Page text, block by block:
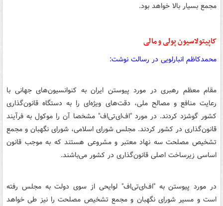
مجمع بسیار بالا خواهد بود.
کاپیتولاسیون پولی و مالی
محمدکاظم انبارلویی در رسالت نوشت:
مقام معظم رهبری در مورد پیوستن ایران به کنوانسیون‌های جهانی با
رعایت منافع و مصالح ملی، دقت‌های ویژه‌ای را به دستگاه‌ قانون‌گذاری
کشور گوشزد کردند. در مورد "اف‌ای‌تی‌اف" مشخصا آن را موکول به فرآیند
قانون‌گذاری در کشور کردند. مجلس شورای اسلامی، شورای نگهبان و مجمع
تشخیص مصلحت سه نهاد معتبر و مشروعی هستند که به موجب قانون
اساسی زیرساخت اصلی قانون‌گذاری در کشور می‌باشند.
در مورد پیوستن به "اف‌ای‌تی‌اف" لوایحی از سوی دولت به مجلس رفته
است و مسیر شورای نگهبان و مجمع تشخیص مصلحت را نیز طی خواهد